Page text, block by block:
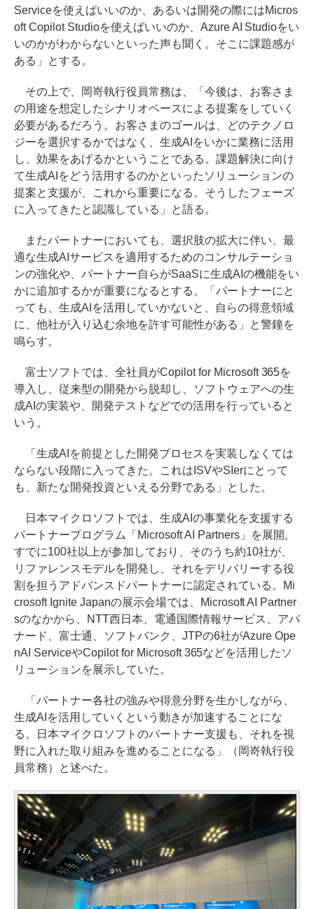
Serviceを使えばいいのか、あるいは開発の際にはMicros
oft Copilot Studioを使えばいいのか、Azure AI Studioをい
いのかがわからないといった声も聞く。そこに課題感が
ある」とする。
その上で、岡嵜執行役員常務は、「今後は、お客さま
の用途を想定したシナリオベースによる提案をしていく
必要があるだろう。お客さまのゴールは、どのテクノロ
ジーを選択するかではなく、生成AIをいかに業務に活用
し、効果をあげるかということである。課題解決に向け
て生成AIをどう活用するのかといったソリューションの
提案と支援が、これから重要になる。そうしたフェーズ
に入ってきたと認識している」と語る。
またパートナーにおいても、選択肢の拡大に伴い、最
適な生成AIサービスを適用するためのコンサルテーショ
ンの強化や、パートナー自らがSaaSに生成AIの機能をい
かに追加するかが重要になるとする。「パートナーにと
っても、生成AIを活用していかないと、自らの得意領域
に、他社が入り込む余地を許す可能性がある」と警鐘を
鳴らす。
富士ソフトでは、全社員がCopilot for Microsoft 365を
導入し、従来型の開発から脱却し、ソフトウェアへの生
成AIの実装や、開発テストなどでの活用を行っていると
いう。
「生成AIを前提とした開発プロセスを実装しなくては
ならない段階に入ってきた。これはISVやSIerにとって
も、新たな開発投資といえる分野である」とした。
日本マイクロソフトでは、生成AIの事業化を支援する
パートナープログラム「Microsoft AI Partners」を展開。
すでに100社以上が参加しており、そのうち約10社が、
リファレンスモデルを開発し、それをデリバリーする役
割を担うアドバンスドパートナーに認定されている。Mi
crosoft Ignite Japanの展示会場では、Microsoft AI Partner
sのなかから、NTT西日本、電通国際情報サービス、アバ
ナード、富士通、ソフトバンク、JTPの6社がAzure Ope
nAI ServiceやCopilot for Microsoft 365などを活用したソ
リューションを展示していた。
「パートナー各社の強みや得意分野を生かしながら、
生成AIを活用していくという動きが加速することにな
る。日本マイクロソフトのパートナー支援も、それを視
野に入れた取り組みを進めることになる」（岡嵜執行役
員常務）と述べた。